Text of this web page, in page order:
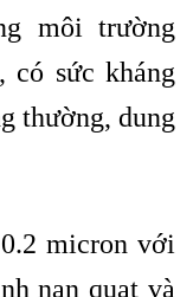
môi trường
có sức kháng
thường, dung
micron với
nan quạt và